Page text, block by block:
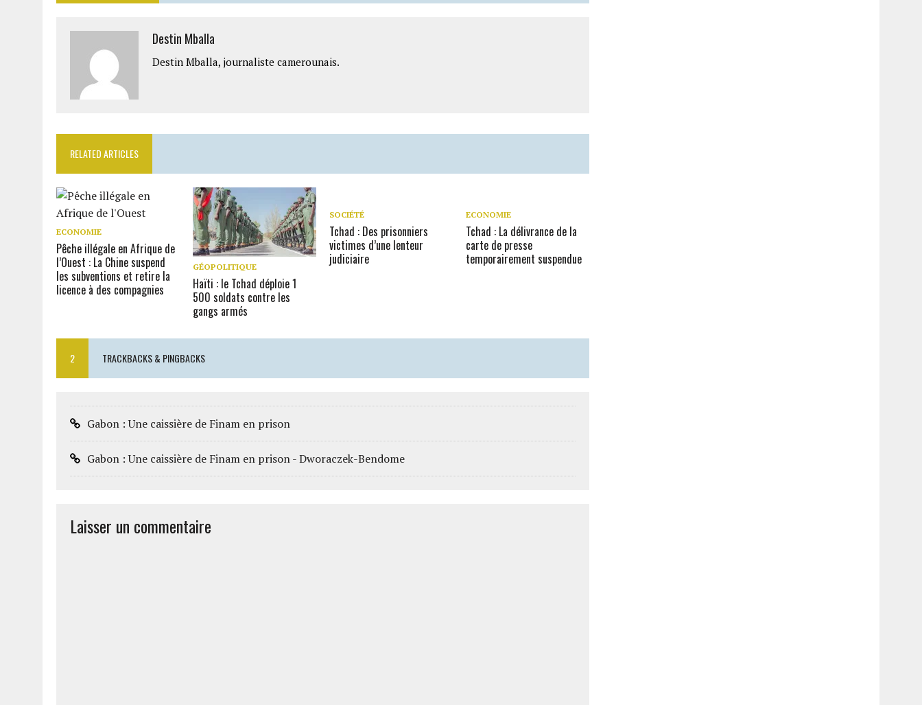
Destin Mballa
Destin Mballa, journaliste camerounais.
RELATED ARTICLES
ECONOMIE
Pêche illégale en Afrique de
l’Ouest : La Chine suspend
les subventions et retire la
licence à des compagnies
GÉOPOLITIQUE
Haïti : le Tchad déploie 1
500 soldats contre les
gangs armés
SOCIÉTÉ
Tchad : Des prisonniers
victimes d’une lenteur
judiciaire
ECONOMIE
Tchad : La délivrance de la
carte de presse
temporairement suspendue
2 TRACKBACKS & PINGBACKS
Gabon : Une caissière de Finam en prison
Gabon : Une caissière de Finam en prison - Dworaczek-Bendome
Laisser un commentaire